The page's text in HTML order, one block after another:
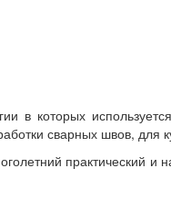
которых
сварных швов, для
практический и